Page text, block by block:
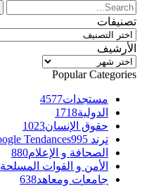
تصنيفات
تصنيفات
الأرشيف
الأرشيف
Popular Categories
مستجدات4577
الدولية1718
حقوق الإنسان1023
ترند Trends Google Tendances 995
الصحافة و الإعلام880
الأمن و القوات المسلحة
جامعات ومعاهد638